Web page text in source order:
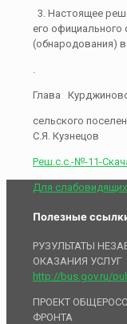
3. Настоящее
его официального
(обнародования)
.
Глава
С.Я. Кузнецов
Реш.с.с.-№-11-
Для слабовидящих
Полезные
РУЗУЛЬТАТЫ
ОКАЗАНИЯ УСЛУГ
http://bus.gov.ru/
ПРОЕКТ
ФРОНТА